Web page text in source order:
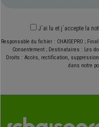
J´ai lu et j´accepte la
Responsable du fichier : CHAISEPRO ;
Consentement ; Destinataires : Les
Droits : Accès, rectification,
dans notre